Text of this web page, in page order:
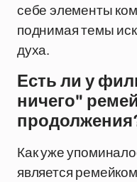
себе элементы
поднимая темы
духа.
Есть ли у
ничего"
Как уже
является